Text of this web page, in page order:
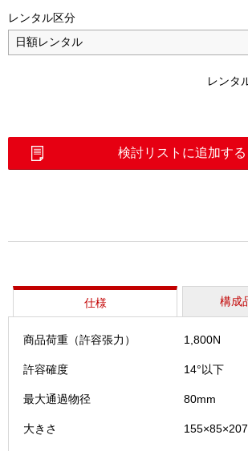
レンタル区分
レンタ
検討リストに追加する
仕様 構成
商品荷重（許容張力） 1,800N
許容確度 14°以下
最大通過物径 80mm
大きさ